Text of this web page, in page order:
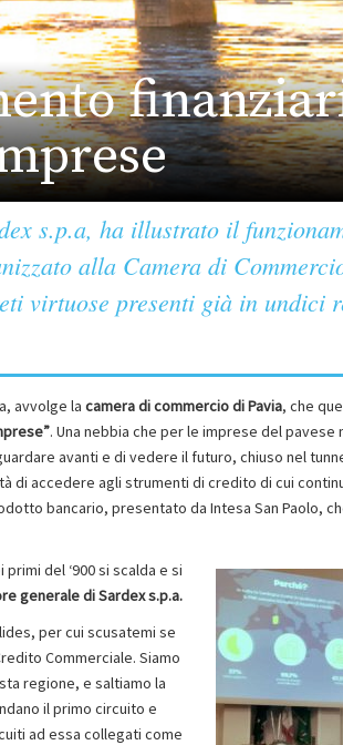
s.p.a, ha illustrato il
alla Camera di
virtuose presenti già in undici
avvolge la camera di commercio di Pavia, che
. Una nebbia che per le imprese del
avanti e di vedere il futuro, chiuso nel
di accedere agli strumenti di credito di cui
bancario, presentato da Intesa San Paolo,
del ‘900 si scalda e si
generale di Sardex s.p.a.
per cui scusatemi se
Commerciale. Siamo
regione, e saltiamo la
il primo circuito e
ad essa collegati come